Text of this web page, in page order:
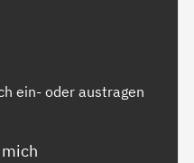
ein- oder austragen